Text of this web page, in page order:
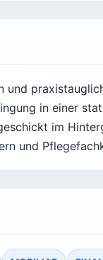
und
in einer
im
und